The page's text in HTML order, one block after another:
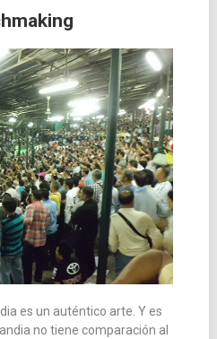
es un auténtico arte. Y es
no tiene comparación al